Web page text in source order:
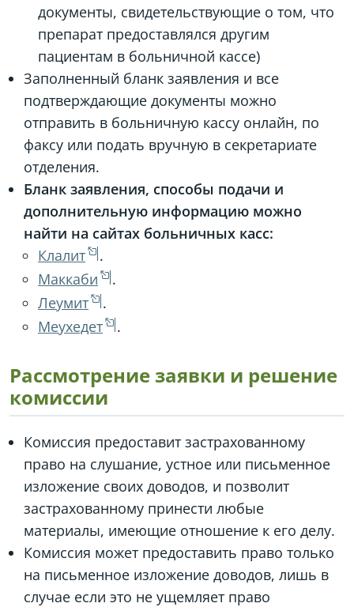
документы, свидетельствующие о том, что
препарат предоставлялся другим
пациентам в больничной кассе)
Заполненный бланк заявления и все
подтверждающие документы можно
отправить в больничную кассу онлайн, по
факсу или подать вручную в секретариате
отделения.
Бланк заявления, способы подачи и
дополнительную информацию можно
найти на сайтах больничных касс:
Клалит
.
Маккаби
.
Леумит
.
Меухедет
.
Рассмотрение заявки и решение
комиссии
Комиссия предоставит застрахованному
право на слушание, устное или письменное
изложение своих доводов, и позволит
застрахованному принести любые
материалы, имеющие отношение к его делу.
Комиссия может предоставить право только
на письменное изложение доводов, лишь в
случае если это не ущемляет право